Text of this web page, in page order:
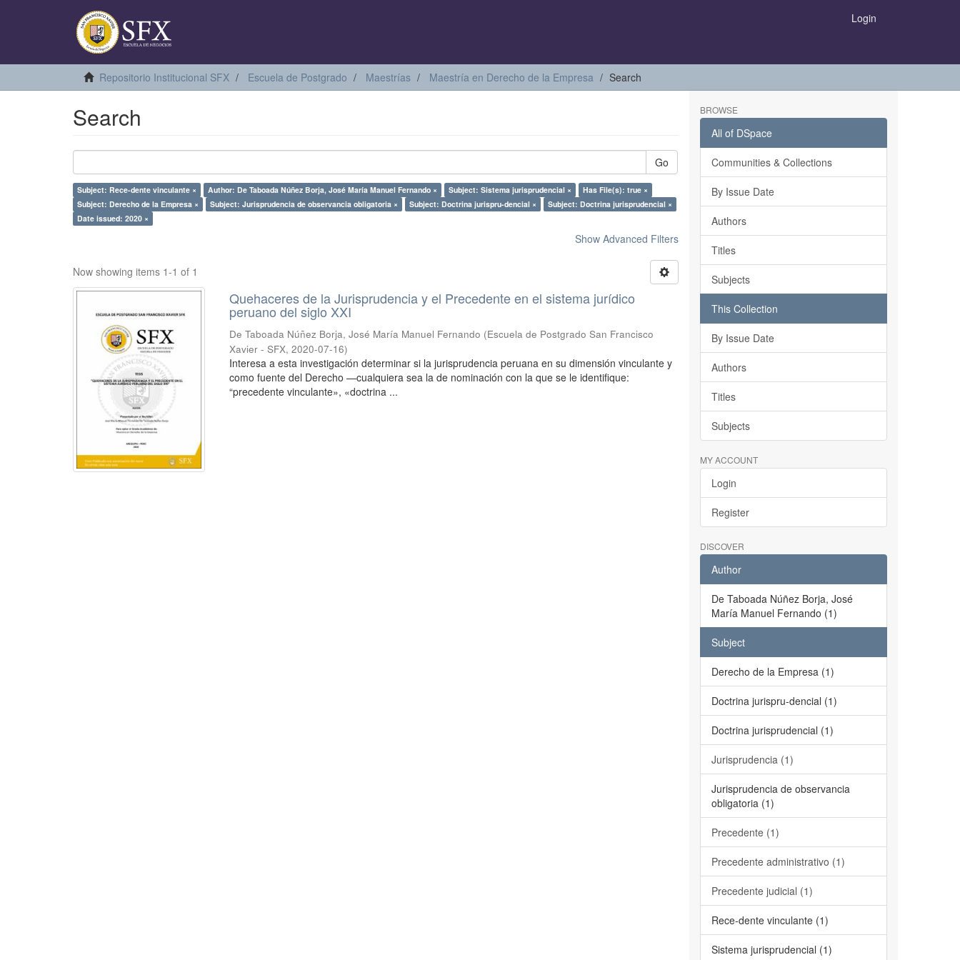
Login
Repositorio Institucional SFX Escuela de Postgrado Maestrías Maestría en Derecho de la Empresa Search
Search
Go
Subject: Rece-dente vinculante × Author: De Taboada Núñez Borja, José María Manuel Fernando × Subject: Sistema jurisprudencial ×
Has File(s): true ×
Subject: Derecho de la Empresa ×
Subject: Jurisprudencia de observancia obligatoria × Subject: Doctrina jurispru-dencial ×
Subject: Doctrina jurisprudencial ×
Date issued: 2020 ×
Show Advanced Filters
Now showing items 1-1 of 1
Quehaceres de la Jurisprudencia y el Precedente en el sistema jurídico
peruano del siglo XXI
De Taboada Núñez Borja, José María Manuel Fernando (Escuela de Postgrado San Francisco
Xavier - SFX,2020-07-16)
Interesa a esta investigación determinar si la jurisprudencia peruana en su dimensión vinculante y
como fuente del Derecho —cualquiera sea la de nominación con la que se le identifique:
“precedente vinculante», «doctrina ...
BROWSE
All of DSpace
Communities & Collections
By Issue Date
Authors
Titles
Subjects
This Collection
By Issue Date
Authors
Titles
Subjects
MY ACCOUNT
Login
Register
DISCOVER
Author
De Taboada Núñez Borja, José
María Manuel Fernando (1)
Subject
Derecho de la Empresa (1)
Doctrina jurispru-dencial (1)
Doctrina jurisprudencial (1)
Jurisprudencia (1)
Jurisprudencia de observancia
obligatoria (1)
Precedente (1)
Precedente administrativo (1)
Precedente judicial (1)
Rece-dente vinculante (1)
Sistema jurisprudencial (1)